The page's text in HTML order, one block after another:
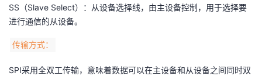
SS（Slave Select）：从设备选择线，由主设备控制，用于选择要
进行通信的从设备。
传输方式：
SPI采用全双工传输，意味着数据可以在主设备和从设备之间同时双